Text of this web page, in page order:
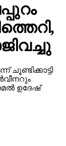
ചൂണ്ടിക്കാട്ടി
ഉദേഷ്